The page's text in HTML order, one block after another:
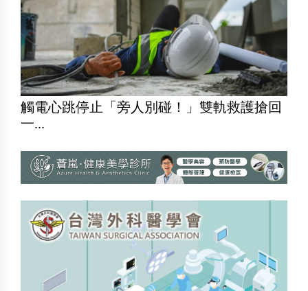
觸電心跳停止「旁人別碰！」雙軌救護搶回
一...